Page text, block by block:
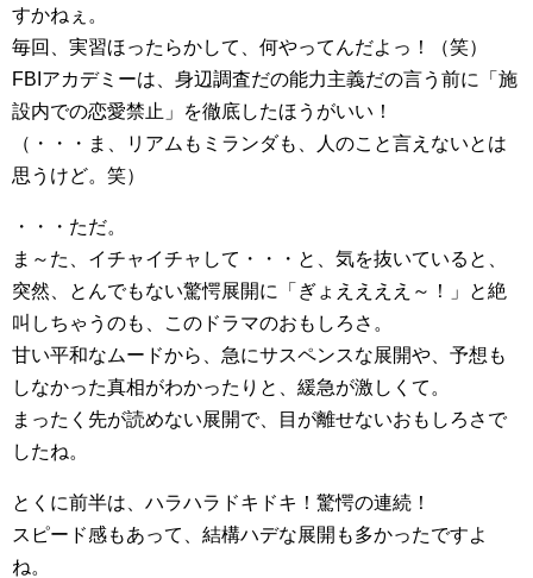
すかねぇ。
毎回、実習ほったらかして、何やってんだよっ！（笑）
FBIアカデミーは、身辺調査だの能力主義だの言う前に「施
設内での恋愛禁止」を徹底したほうがいい！
（・・・ま、リアムもミランダも、人のこと言えないとは
思うけど。笑）
・・・ただ。
ま～た、イチャイチャして・・・と、気を抜いていると、
突然、とんでもない驚愕展開に「ぎょええええ～！」と絶
叫しちゃうのも、このドラマのおもしろさ。
甘い平和なムードから、急にサスペンスな展開や、予想も
しなかった真相がわかったりと、緩急が激しくて。
まったく先が読めない展開で、目が離せないおもしろさで
したね。
とくに前半は、ハラハラドキドキ！驚愕の連続！
スピード感もあって、結構ハデな展開も多かったですよ
ね。